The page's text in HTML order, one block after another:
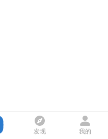
发现 我的